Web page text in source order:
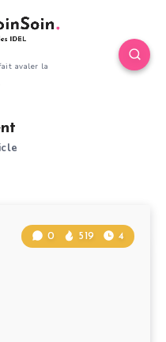
avaler la
0 519 4